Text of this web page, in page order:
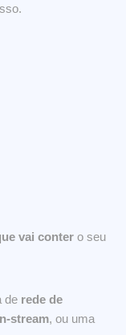
vai conter o seu
de rede de
stream, ou uma